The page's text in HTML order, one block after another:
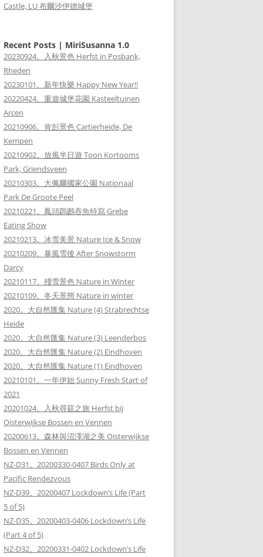
Castle, LU 布爾沙伊德城堡
Recent Posts | MiriSusanna 1.0
20230924。入秋景色 Herfst in Posbank,
Rheden
20230101。新年快樂 Happy New Year!!
20220424。重遊城堡花園 Kasteeltuinen
Arcen
20210906。肯彭景色 Cartierheide, De
Kempen
20210902。放風半日遊 Toon Kortooms
Park, Griendsveen
20210303。大佩爾國家公園 Nationaal
Park De Groote Peel
20210221。鳳頭鸊鷉吞魚特寫 Grebe
Eating Show
20210213。冰雪美景 Nature Ice & Snow
20210209。暴風雪後 After Snowstorm
Darcy
20210117。殘雪景色 Nature in Winter
20210109。冬天景態 Nature in winter
2020。大自然匯集 Nature (4) Strabrechtse
Heide
2020。大自然匯集 Nature (3) Leenderbos
2020。大自然匯集 Nature (2) Eindhoven
2020。大自然匯集 Nature (1) Eindhoven
20210101。一年伊始 Sunny Fresh Start of
2021
20201024。入秋尋菇之旅 Herfst bij
Oisterwijkse Bossen en Vennen
20200613。森林與沼澤湖之美 Oisterwijkse
Bossen en Vennen
NZ-D31。20200330-0407 Birds Only at
Pacific Rendezvous
NZ-D39。20200407 Lockdown’s Life (Part
5 of 5)
NZ-D35。20200403-0406 Lockdown’s Life
(Part 4 of 5)
NZ-D32。20200331-0402 Lockdown’s Life